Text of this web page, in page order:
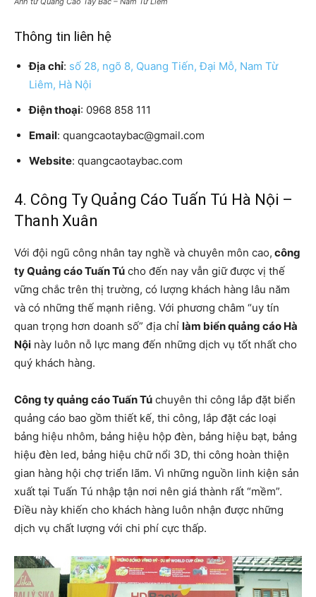
Thông tin liên hệ
Địa chỉ: số 28, ngõ 8, Quang Tiến, Đại Mỗ, Nam Từ
Liêm, Hà Nội
Điện thoại: 0968 858 111
Email: quangcaotaybac@gmail.com
Website: quangcaotaybac.com
4. Công Ty Quảng Cáo Tuấn Tú Hà Nội –
Thanh Xuân
Với đội ngũ công nhân tay nghề và chuyên môn cao, công
ty Quảng cáo Tuấn Tú cho đến nay vẫn giữ được vị thế
vững chắc trên thị trường, có lượng khách hàng lâu năm
và có những thế mạnh riêng. Với phương châm “uy tín
quan trọng hơn doanh số” địa chỉ làm biển quảng cáo Hà
Nội này luôn nỗ lực mang đến những dịch vụ tốt nhất cho
quý khách hàng.
Công ty quảng cáo Tuấn Tú chuyên thi công lắp đặt biển
quảng cáo bao gồm thiết kế, thi công, lắp đặt các loại
bảng hiệu nhôm, bảng hiệu hộp đèn, bảng hiệu bạt, bảng
hiệu đèn led, bảng hiệu chữ nổi 3D, thi công hoàn thiện
gian hàng hội chợ triển lãm. Vì những nguồn linh kiện sản
xuất tại Tuấn Tú nhập tận nơi nên giá thành rất “mềm”.
Điều này khiến cho khách hàng luôn nhận được những
dịch vụ chất lượng với chi phí cực thấp.